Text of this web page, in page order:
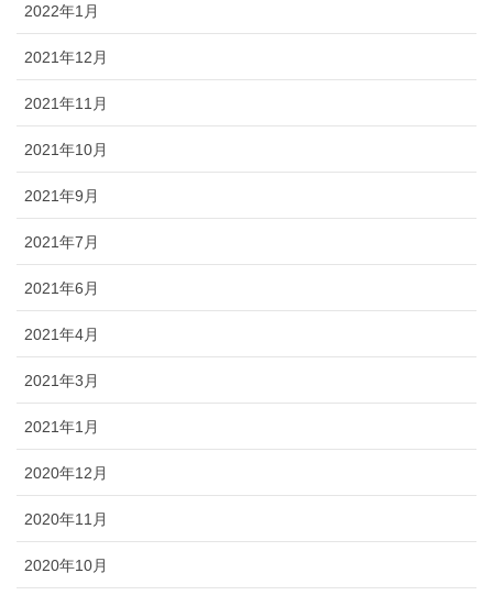
2022年1月
2021年12月
2021年11月
2021年10月
2021年9月
2021年7月
2021年6月
2021年4月
2021年3月
2021年1月
2020年12月
2020年11月
2020年10月